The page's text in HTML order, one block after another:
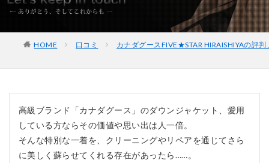
HOME 口コミ カナダグースFIVE★STAR HIRAISHIYAの評
高級ブランド「カナダグース」のダウンジャケット、愛用
している方ならその価値や思い出は人一倍。
そんな特別な一着を、クリーニングやリペアを通じてさら
に美しく蘇らせてくれる存在があったら……。